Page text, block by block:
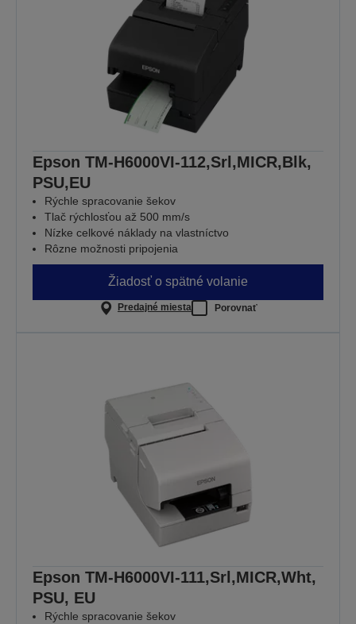
Epson TM-H6000VI-112,Srl,MICR,Blk,
PSU,EU
Rýchle spracovanie šekov
Tlač rýchlosťou až 500 mm/s
Nízke celkové náklady na vlastníctvo
Rôzne možnosti pripojenia
Žiadosť o spätné volanie
Predajné miesta Porovnať
Epson TM-H6000VI-111,Srl,MICR,Wht,
PSU, EU
Rýchle spracovanie šekov